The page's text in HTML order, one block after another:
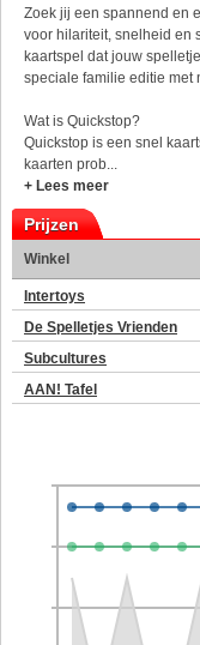
Zoek jij een spannend en
voor hilariteit, snelheid en
kaartspel dat jouw
speciale familie editie met
Wat is Quickstop?
Quickstop is een snel
kaarten prob...
+ Lees meer
Prijzen
Winkel
Intertoys
De Spelletjes Vrienden
Subcultures
AAN! Tafel